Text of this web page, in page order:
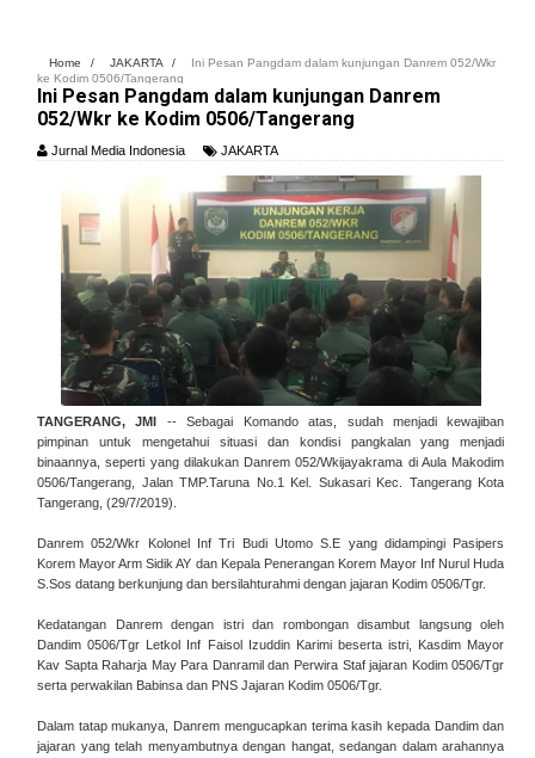
Home / JAKARTA /
Ini Pesan Pangdam dalam kunjungan Danrem 052/Wkr
ke Kodim 0506/Tangerang
Ini Pesan Pangdam dalam kunjungan Danrem
052/Wkr ke Kodim 0506/Tangerang
Jurnal Media Indonesia JAKARTA
TANGERANG, JMI
-- Sebagai Komando atas, sudah menjadi kewajiban
pimpinan untuk mengetahui situasi dan kondisi pangkalan yang menjadi
binaannya, seperti yang dilakukan Danrem 052/Wkijayakrama di Aula Makodim
0506/Tangerang, Jalan TMP.Taruna No.1 Kel. Sukasari Kec. Tangerang Kota
Tangerang, (29/7/2019).
Danrem 052/Wkr Kolonel Inf Tri Budi Utomo S.E yang didampingi Pasipers
Korem Mayor Arm Sidik AY dan Kepala Penerangan Korem Mayor Inf Nurul Huda
S.Sos datang berkunjung dan bersilahturahmi dengan jajaran Kodim 0506/Tgr.
Kedatangan Danrem dengan istri dan rombongan disambut langsung oleh
Dandim 0506/Tgr Letkol Inf Faisol Izuddin Karimi beserta istri, Kasdim Mayor
Kav Sapta Raharja May Para Danramil dan Perwira Staf jajaran Kodim 0506/Tgr
serta perwakilan Babinsa dan PNS Jajaran Kodim 0506/Tgr.
Dalam tatap mukanya, Danrem mengucapkan terima kasih kepada Dandim dan
jajaran yang telah menyambutnya dengan hangat, sedangan dalam arahannya